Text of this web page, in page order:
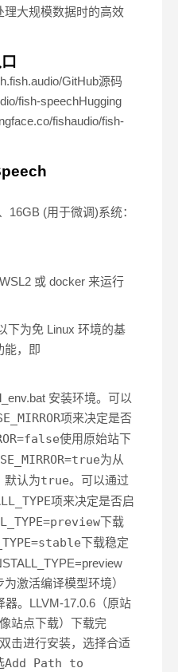
理大规模数据时的高效
GitHub源码
fish-speechHugging
fishaudio/fish-
16GB (用于微调)系统：
或 docker 来运行
下为免 Linux 环境的基
能，即
安装环境。可以
项来决定是否
使用原始站下
为从
默认为true。可以通过
项来决定是否启
下载
下载稳定
激活编译模型环境）
。LLVM-17.0.6（原站
站点下载）下载完
击进行安装，选择合适
Add Path to